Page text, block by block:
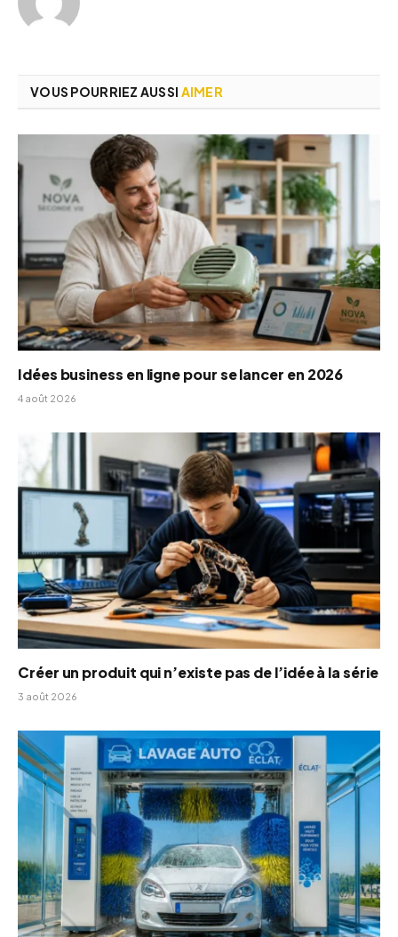
VOUS POURRIEZ AUSSI AIMER
Idées business en ligne pour se lancer en 2026
4 août 2026
Créer un produit qui n’existe pas de l’idée à la série
3 août 2026